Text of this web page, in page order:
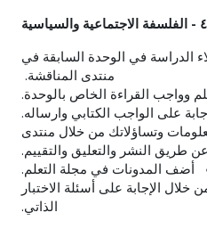
الدراسة في الوحدة السابقة في
منتدى المناقشة.
وواجب القراءة الخاص بالوحدة.
على الواجب الكتابي وارساله.
وتساؤلاتك من خلال منتدى
طريق النشر والتعليق والتقييم.
أضف المدونات في مجلة التعلم.
الإجابة على أسئلة الاختبار
الذاتي.